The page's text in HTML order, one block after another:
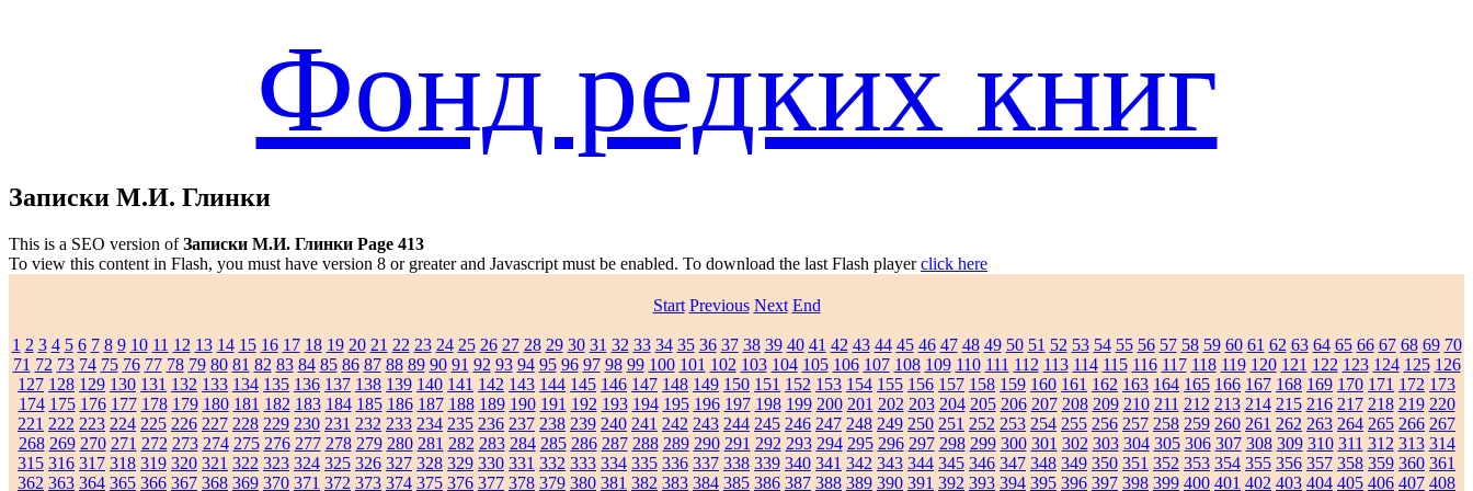
Фонд редких книг
Записки М.И. Глинки
This is a SEO version ofЗаписки М.И. Глинки Page 413
To view this content in Flash, you must have version 8 or greater and Javascript must be enabled. To download the last Flash playerclick here
Start Previous Next End
1 2 3 4 5 6 7 8 9 10 11 12 13 14 15 16 17 18 19 20 21 22 23 24 25 26 27 28 29 30 31 32 33 34 35 36 37 38 39 40 41 42 43 44 45 46 47 48 49 50 51 52 53 54 55 56 57 58 59 60 61 62 63 64 65 66 67 68 69 70
71 72 73 74 75 76 77 78 79 80 81 82 83 84 85 86 87 88 89 90 91 92 93 94 95 96 97 98 99 100 101 102 103 104 105 106 107 108 109 110 111 112 113 114 115 116 117 118 119 120 121 122 123 124 125 126
127 128 129 130 131 132 133 134 135 136 137 138 139 140 141 142 143 144 145 146 147 148 149 150 151 152 153 154 155 156 157 158 159 160 161 162 163 164 165 166 167 168 169 170 171 172 173
174 175 176 177 178 179 180 181 182 183 184 185 186 187 188 189 190 191 192 193 194 195 196 197 198 199 200 201 202 203 204 205 206 207 208 209 210 211 212 213 214 215 216 217 218 219 220
221 222 223 224 225 226 227 228 229 230 231 232 233 234 235 236 237 238 239 240 241 242 243 244 245 246 247 248 249 250 251 252 253 254 255 256 257 258 259 260 261 262 263 264 265 266 267
268 269 270 271 272 273 274 275 276 277 278 279 280 281 282 283 284 285 286 287 288 289 290 291 292 293 294 295 296 297 298 299 300 301 302 303 304 305 306 307 308 309 310 311 312 313 314
315 316 317 318 319 320 321 322 323 324 325 326 327 328 329 330 331 332 333 334 335 336 337 338 339 340 341 342 343 344 345 346 347 348 349 350 351 352 353 354 355 356 357 358 359 360 361
362 363 364 365 366 367 368 369 370 371 372 373 374 375 376 377 378 379 380 381 382 383 384 385 386 387 388 389 390 391 392 393 394 395 396 397 398 399 400 401 402 403 404 405 406 407 408